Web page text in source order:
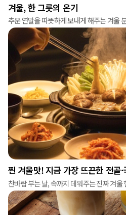
겨울, 한 그릇의 온기
추운 연말을 따뜻하게 보내게 해주는 겨울
찐 겨울맛! 지금 가장 뜨끈한 전골·
찬바람 부는 날, 속까지 데워주는 진짜 겨울